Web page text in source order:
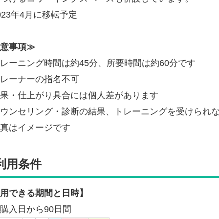
年4月に移転予定
事項≫
ーニング時間は約45分、所要時間は約60分です
ーナーの指名不可
・仕上がり具合には個人差があります
ンセリング・診断の結果、トレーニングを受けられ
はイメージです
用条件
できる期間と日時】
入日から90日間